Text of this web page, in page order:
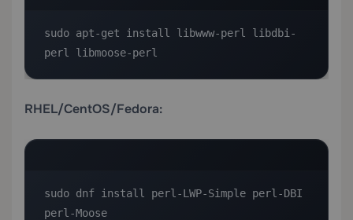
sudo apt-get install libwww-perl libdbi-
perl libmoose-perl
RHEL/CentOS/Fedora:
sudo dnf install perl-LWP-Simple perl-DBI
perl-Moose